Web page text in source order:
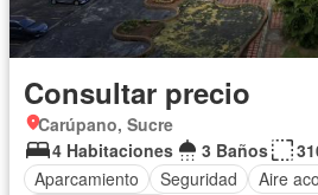
Consultar precio
Carúpano, Sucre
4 Habitaciones
3 Baños
Aparcamiento
Seguridad Aire